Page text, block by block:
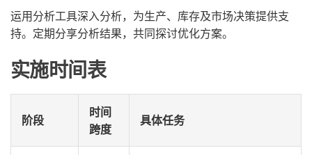
运用分析工具深入分析，为生产、库存及市场决策提供支
持。定期分享分析结果，共同探讨优化方案。
实施时间表
阶段
时间
跨度
具体任务